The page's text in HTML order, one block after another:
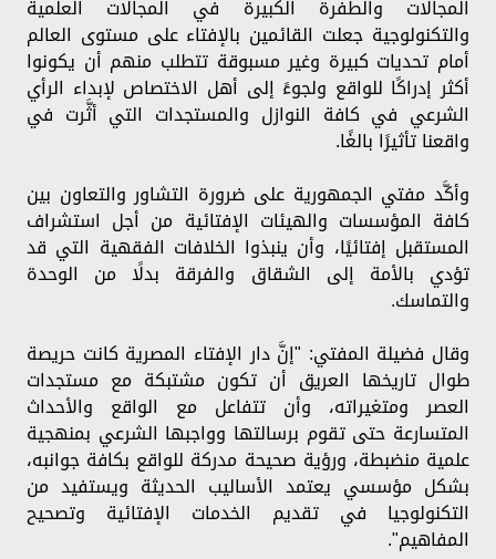
المجالات والطفرة الكبيرة في المجالات العلمية
والتكنولوجية جعلت القائمين بالإفتاء على مستوى العالم
أمام تحديات كبيرة وغير مسبوقة تتطلب منهم أن يكونوا
أكثر إدراكًا للواقع ولجوءً إلى أهل الاختصاص لإبداء الرأي
الشرعي في كافة النوازل والمستجدات التي أثَّرت في
واقعنا تأثيرًا بالغًا.
وأكَّد مفتي الجمهورية على ضرورة التشاور والتعاون بين
كافة المؤسسات والهيئات الإفتائية من أجل استشراف
المستقبل إفتائيًا، وأن ينبذوا الخلافات الفقهية التي قد
تؤدي بالأمة إلى الشقاق والفرقة بدلًا من الوحدة
والتماسك.
وقال فضيلة المفتي: "إنَّ دار الإفتاء المصرية كانت حريصة
طوال تاريخها العريق أن تكون مشتبكة مع مستجدات
العصر ومتغيراته، وأن تتفاعل مع الواقع والأحداث
المتسارعة حتى تقوم برسالتها وواجبها الشرعي بمنهجية
علمية منضبطة، ورؤية صحيحة مدركة للواقع بكافة جوانبه،
بشكل مؤسسي يعتمد الأساليب الحديثة ويستفيد من
التكنولوجيا في تقديم الخدمات الإفتائية وتصحيح
المفاهيم".